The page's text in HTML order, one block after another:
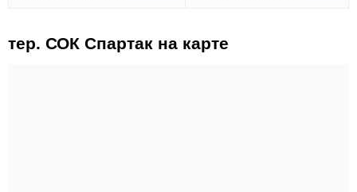
тер. СОК Спартак на карте